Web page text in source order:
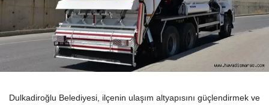
Dulkadiroğlu Belediyesi, ilçenin ulaşım altyapısını güçlendirmek ve